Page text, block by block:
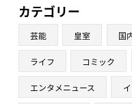
カテゴリー
芸能 皇室 国
ライフ コミック
エンタメニュース